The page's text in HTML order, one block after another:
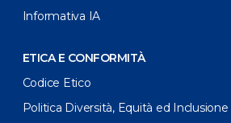
Informativa IA
ETICA E CONFORMITÀ
Codice Etico
Politica Diversità, Equità ed Inclusione